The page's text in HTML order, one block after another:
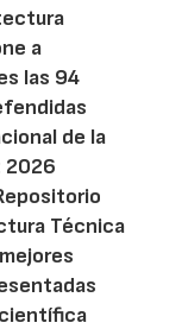
a
las 94
de la
2026
Técnica